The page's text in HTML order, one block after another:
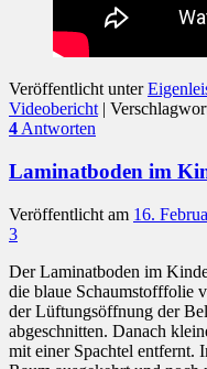
Veröffentlicht unter
Videobericht |
4 Antworten
Laminatboden im
Veröffentlicht am 16.
3
Der Laminatboden im
die blaue Schaumstofffolie
der Lüftungsöffnung der
abgeschnitten. Danach
mit einer Spachtel entfernt.